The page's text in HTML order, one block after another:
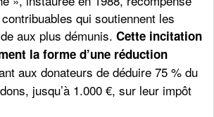
qui soutiennent les
aux plus démunis.Cette incitation
la forme d’une réduction
aux donateurs de déduire 75 % du
jusqu’à 1.000 €, sur leur impôt